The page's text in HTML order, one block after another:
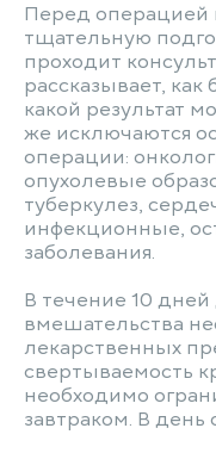
Перед операцией
тщательную
проходит
рассказывает,
какой результат
же исключаются
операции:
опухолевые
туберкулез,
инфекционные,
заболевания.
В течение 10
вмешательства
лекарственных
свертываемость
необходимо
завтраком. В день